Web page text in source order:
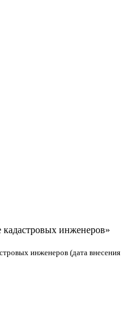
инженеров»
инженеров (дата